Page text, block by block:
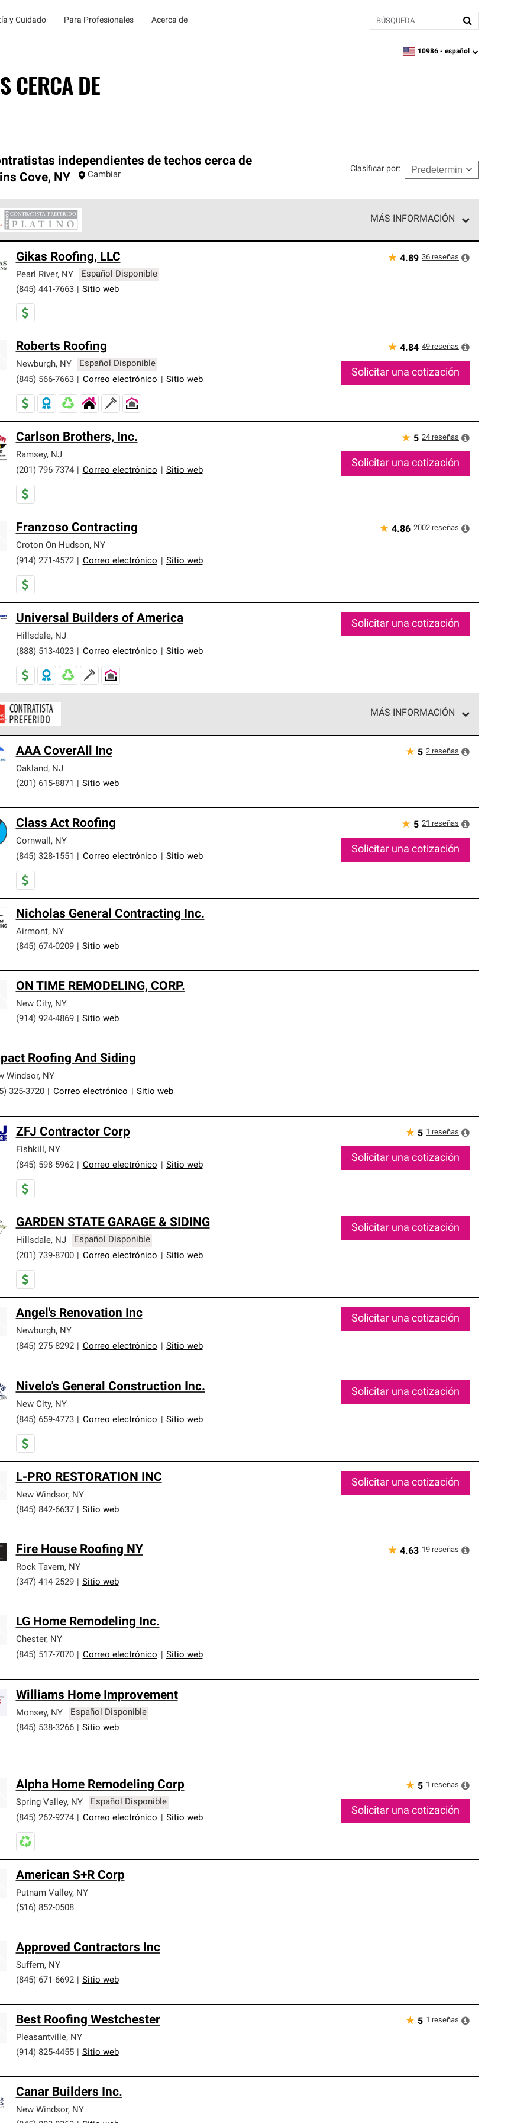
y Cuidado Para Profesionales Acerca de BÚSQUEDA
zipcode,language
10986 - español
CERCA DE
independientes de techos cerca de
Cove, NY Cambiar
Clasificar por:
MÁS INFORMACIÓN
con estándares estrictos de profesionalismo, confiabilidad y destreza incomparable. Solo ellos pueden
nuestra mejor garantía de sistemas de techos.
Gikas Roofing, LLC
Pearl River, NY
Español Disponible
(845) 441-7663
Sitio web
★ 4.89 36 reseñas
Roberts Roofing
Newburgh, NY
Español Disponible
(845) 566-7663
Correo electrónico Sitio web
★ 4.84 49 reseñas
Solicitar una cotización
Carlson Brothers, Inc.
Ramsey, NJ
(201) 796-7374
Correo electrónico Sitio web
★ 5 24 reseñas
Solicitar una cotización
Franzoso Contracting
Croton On Hudson, NY
(914) 271-4572
Correo electrónico Sitio web
★ 4.86 2002 reseñas
Universal Builders of America
Hillsdale, NJ
(888) 513-4023
Correo electrónico Sitio web
Solicitar una cotización
MÁS INFORMACIÓN
con altos estándares y requisitos estrictos de profesionalismo y confiabilidad.
AAA CoverAll Inc
Oakland , NJ
(201) 615-8871
Sitio web
★ 5 2 reseñas
Class Act Roofing
Cornwall , NY
(845) 328-1551
Correo electrónico Sitio web
★ 5 21 reseñas
Solicitar una cotización
Nicholas General Contracting Inc.
Airmont, NY
(845) 674-0209
Sitio web
ON TIME REMODELING, CORP.
New City, NY
(914) 924-4869
Sitio web
Roofing And Siding
Windsor, NY
325-3720
Correo electrónico Sitio web
ZFJ Contractor Corp
Fishkill , NY
(845) 598-5962
Correo electrónico Sitio web
★ 5 1 reseñas
Solicitar una cotización
GARDEN STATE GARAGE & SIDING
Hillsdale, NJ
Español Disponible
(201) 739-8700
Correo electrónico Sitio web
Solicitar una cotización
Angel's Renovation Inc
Newburgh, NY
(845) 275-8292
Correo electrónico Sitio web
Solicitar una cotización
Nivelo's General Construction Inc.
New City, NY
(845) 659-4773
Correo electrónico Sitio web
Solicitar una cotización
L-PRO RESTORATION INC
New Windsor, NY
(845) 842-6637
Sitio web
Solicitar una cotización
Fire House Roofing NY
Rock Tavern, NY
(347) 414-2529
Sitio web
★ 4.63 19 reseñas
LG Home Remodeling Inc.
Chester, NY
(845) 517-7070
Correo electrónico Sitio web
Williams Home Improvement
Monsey, NY
Español Disponible
(845) 538-3266
Sitio web
Alpha Home Remodeling Corp
Spring Valley, NY
Español Disponible
(845) 262-9274
Correo electrónico Sitio web
★ 5 1 reseñas
Solicitar una cotización
American S+R Corp
Putnam Valley, NY
(516) 852-0508
Approved Contractors Inc
Suffern, NY
(845) 671-6692
Sitio web
Best Roofing Westchester
Pleasantville, NY
(914) 825-4455
Sitio web
★ 5 1 reseñas
Canar Builders Inc.
New Windsor, NY